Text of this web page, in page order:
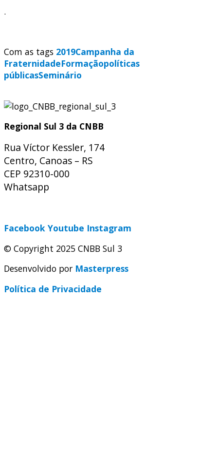
.
Com as tags 2019Campanha da
FraternidadeFormaçãopolíticas
públicasSeminário
Regional Sul 3 da CNBB
Rua Víctor Kessler, 174
Centro, Canoas – RS
CEP 92310-000
Whatsapp
Facebook Youtube Instagram
© Copyright 2025 CNBB Sul 3
Desenvolvido por Masterpress
Política de Privacidade